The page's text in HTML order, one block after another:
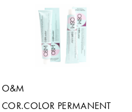
O&M
COR.COLOR PERMANENT